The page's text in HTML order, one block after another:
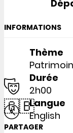
INFORMATIONS
Thème
Durée
2h00
🇬🇧Langue
English
PARTAGER